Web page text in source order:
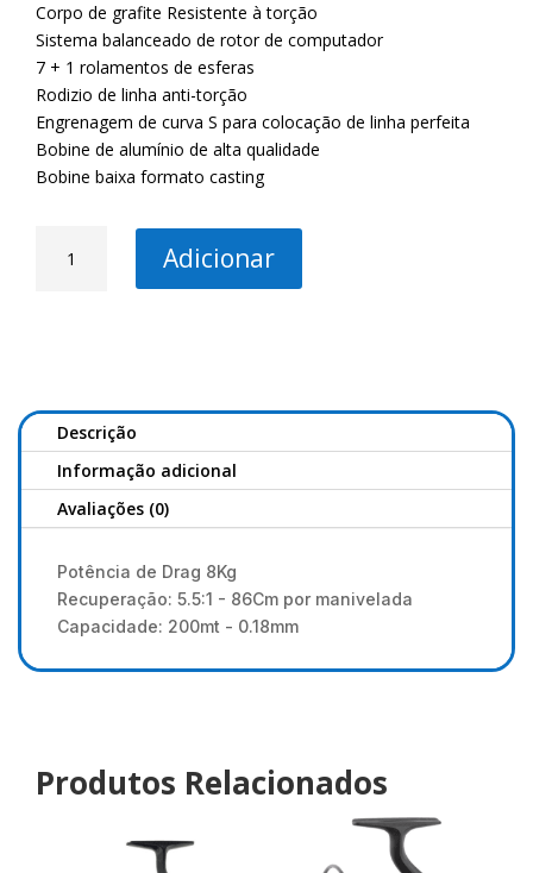
Corpo de grafite Resistente à torção
Sistema balanceado de rotor de computador
7 + 1 rolamentos de esferas
Rodizio de linha anti-torção
Engrenagem de curva S para colocação de linha perfeita
Bobine de alumínio de alta qualidade
Bobine baixa formato casting
4000FD
Adicionar
Descrição
Informação adicional
Avaliações (0)
Potência de Drag 8Kg
Recuperação: 5.5:1 - 86Cm por manivelada
Capacidade: 200mt - 0.18mm
Produtos Relacionados